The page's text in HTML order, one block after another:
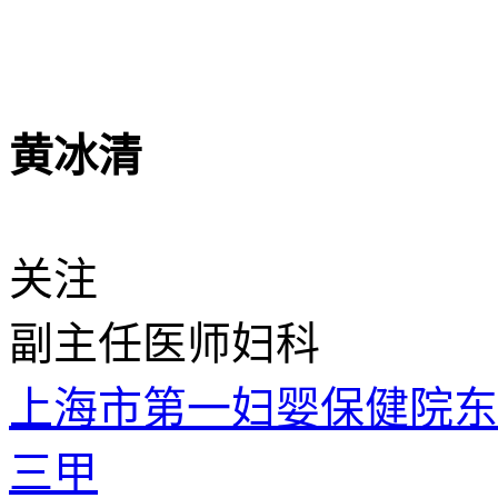
黄冰清
关注
副主任医师妇科
上海市第一妇婴保健院
三甲